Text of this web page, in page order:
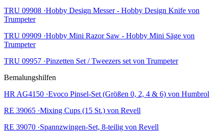
TRU 09908 ·Hobby Design Messer - Hobby Design Knife von
Trumpeter
TRU 09909 ·Hobby Mini Razor Saw - Hobby Mini Säge von
Trumpeter
TRU 09957 ·Pinzetten Set / Tweezers set von Trumpeter
Bemalungshilfen
HR AG4150 ·Evoco Pinsel-Set (Größen 0, 2, 4 & 6) von Humbrol
RE 39065 ·Mixing Cups (15 St.) von Revell
RE 39070 ·Spannzwingen-Set, 8-teilig von Revell